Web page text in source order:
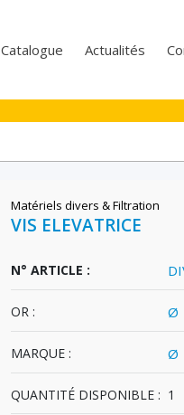
Catalogue Actualités
Matériels divers & Filtration
VIS ELEVATRICE
N° ARTICLE :
OR : Ø
MARQUE : Ø
QUANTITÉ DISPONIBLE : 1